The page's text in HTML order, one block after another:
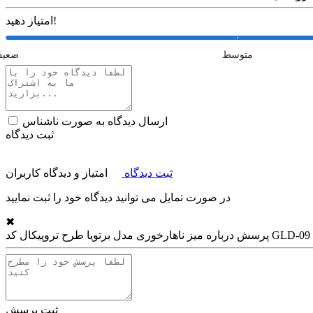
امتیاز دهید!
متوسط
ارسال دیدگاه به صورت ناشناس
ثبت دیدگاه
ثبت دیدگاه امتیاز و دیدگاه کاربران
در صورت تمایل می توانید دیدگاه خود را ثبت نمایید
✖
پرسش درباره میز ناهارخوری مدل برتویا طرح تروپیکال کد GLD-09
ثبت پرسش